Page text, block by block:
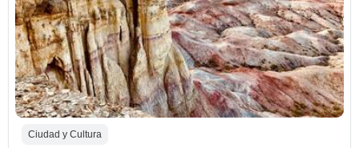
Ciudad y Cultura